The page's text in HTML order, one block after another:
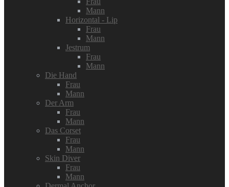
Mann
Horizontal - Lip
Frau
Mann
Jestrum
Frau
Mann
Die Hand
Frau
Mann
Der Arm
Frau
Mann
Das Corset
Frau
Mann
Skin Diver
Frau
Mann